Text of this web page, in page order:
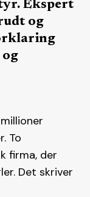
Ekspert
og
To
firma, der
Det skriver